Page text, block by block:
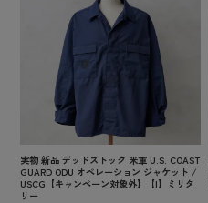
実物 新品 デッドストック 米軍 U.S. COAST
GUARD ODU オペレーション ジャケット /
USCG【キャンペーン対象外】【I】ミリタ
リー